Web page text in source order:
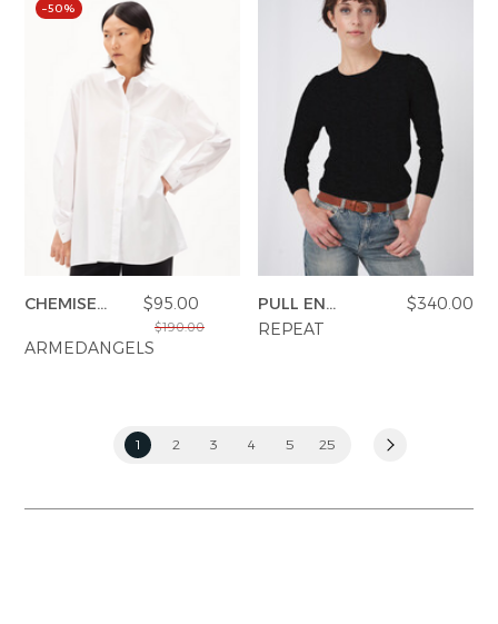
–50%
CHEMISE
$95.00
$190.00
ARMEDANGELS
PULL EN
CACHEMIRE
$340.00
REPEAT
1 2 3 4 5 25